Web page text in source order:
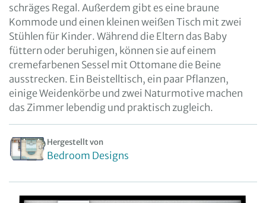
schräges Regal. Außerdem gibt es eine braune
Kommode und einen kleinen weißen Tisch mit zwei
Stühlen für Kinder. Während die Eltern das Baby
füttern oder beruhigen, können sie auf einem
cremefarbenen Sessel mit Ottomane die Beine
ausstrecken. Ein Beistelltisch, ein paar Pflanzen,
einige Weidenkörbe und zwei Naturmotive machen
das Zimmer lebendig und praktisch zugleich.
Hergestellt von
Bedroom Designs